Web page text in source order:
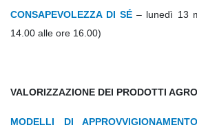
CONSAPEVOLEZZA DI SÉ – lunedì 13
14.00 alle ore 16.00)
VALORIZZAZIONE DEI PRODOTTI
MODELLI DI